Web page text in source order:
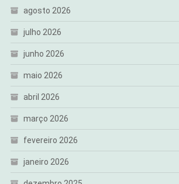
agosto 2026
julho 2026
junho 2026
maio 2026
abril 2026
março 2026
fevereiro 2026
janeiro 2026